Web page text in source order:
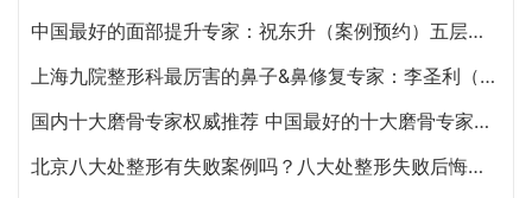
中国最好的面部提升专家：祝东升（案例预约）五层面部提升怎么样？
上海九院整形科最厉害的鼻子&鼻修复专家：李圣利（简介、案例、预约）
国内十大磨骨专家权威推荐 中国最好的十大磨骨专家排名
北京八大处整形有失败案例吗？八大处整形失败后悔怎么办？怎么投诉？